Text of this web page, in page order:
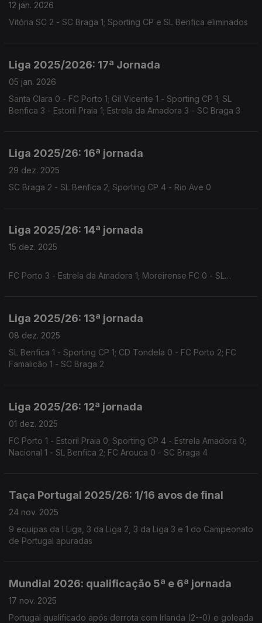
12 jan. 2026
Vitória SC 2 - SC Braga 1; Sporting CP e SL Benfica eliminados
Liga 2025/2026: 17ª Jornada
05 jan. 2026
Santa Clara 0 - FC Porto 1; Gil Vicente 1 - Sporting CP 1; SL
Benfica 3 - Estoril Praia 1; Estrela da Amadora 3 - SC Braga 3
Liga 2025/26: 16ª jornada
29 dez. 2025
SC Braga 2 - SL Benfica 2; Sporting CP 4 - Rio Ave 0
Liga 2025/26: 14ª jornada
15 dez. 2025
FC Porto 3 - Estrela da Amadora 1; Moreirense FC 0 - SL
Liga 2025/26: 13ª jornada
08 dez. 2025
SL Benfica 1 - Sporting CP 1; CD Tondela 0 - FC Porto 2; FC
Famalicão 1 - SC Braga 2
Liga 2025/26: 12ª jornada
01 dez. 2025
FC Porto 1 - Estoril Praia 0; Sporting CP 4 - Estrela Amadora 0;
Nacional 1 - SL Benfica 2; FC Arouca 0 - SC Braga 4
Taça Portugal 2025/26: 1/16 avos de final
24 nov. 2025
9 equipas da I Liga, 3 da Liga 2, 3 da Liga 3 e 1 do Campeonato
de Portugal apuradas
Mundial 2026: qualificação 5ª e 6ª jornada
17 nov. 2025
Portugal qualificado após derrota com Irlanda (2--0) e goleada